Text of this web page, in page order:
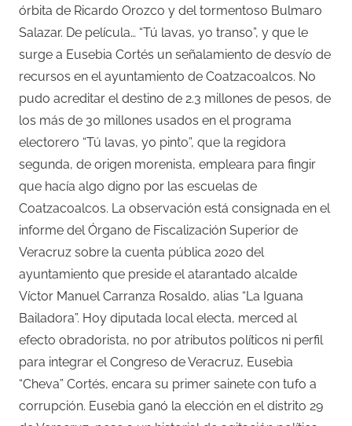
órbita de Ricardo Orozco y del tormentoso Bulmaro
Salazar. De película… “Tú lavas, yo transo”, y que le
surge a Eusebia Cortés un señalamiento de desvío de
recursos en el ayuntamiento de Coatzacoalcos. No
pudo acreditar el destino de 2.3 millones de pesos, de
los más de 30 millones usados en el programa
electorero “Tú lavas, yo pinto”, que la regidora
segunda, de origen morenista, empleara para fingir
que hacía algo digno por las escuelas de
Coatzacoalcos. La observación está consignada en el
informe del Órgano de Fiscalización Superior de
Veracruz sobre la cuenta pública 2020 del
ayuntamiento que preside el atarantado alcalde
Víctor Manuel Carranza Rosaldo, alias “La Iguana
Bailadora”. Hoy diputada local electa, merced al
efecto obradorista, no por atributos políticos ni perfil
para integrar el Congreso de Veracruz, Eusebia
“Cheva” Cortés, encara su primer sainete con tufo a
corrupción. Eusebia ganó la elección en el distrito 29